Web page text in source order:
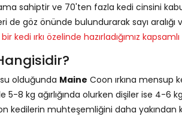
sahiptir ve 70'ten fazla kedi cinsini
de göz önünde bulundurarak sayı
kedi ırkı özelinde hazırladığımız
olduğunda Maine Coon ırkına mensup
5-8 kg ağırlığında olurken dişiler ise 4-6
kedilerin muhteşemliğini daha